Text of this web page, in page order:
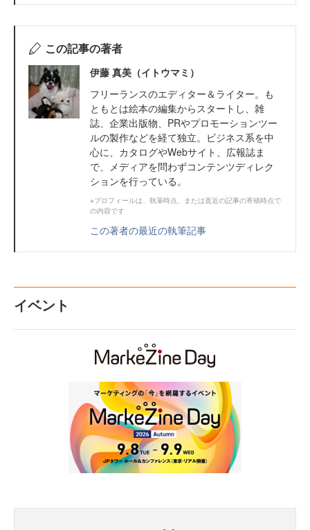
この記事の著者
伊藤 真美（イトウマミ）
フリーランスのエディター＆ライター。も
ともとは絵本の編集からスタートし、雑
誌、企業出版物、PRやプロモーションツー
ルの製作などを経て独立。ビジネス系を中
心に、カタログやWebサイト、広報誌ま
で、メディアを問わずコンテンツディレク
ションを行っている。
※プロフィールは、執筆時点、または直近の記事の寄稿時点で
の内容です
この著者の最近の執筆記事
イベント